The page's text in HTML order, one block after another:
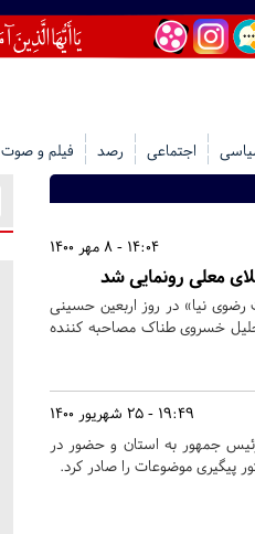
اجتماعی رصد فیلم و صوت
14:04 - 8 مهر 1400
معلی رونمایی شد
رضوی نیا» در روز اربعین حسینی
خسروی طناک مصاحبه کننده
19:49 - 25 شهریور 1400
جمهور به استان و حضور در
پیگیری موضوعات را صادر کرد.